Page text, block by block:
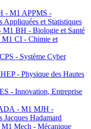
- M1 APPMS -
Appliquées et Statistiques
BH - Biologie et Santé
CI - Chimie et
- Système Cyber
- Physique des Hautes
- Innovation, Entreprise
- M1 MJH -
Jacques Hadamard
Mech - Mécanique